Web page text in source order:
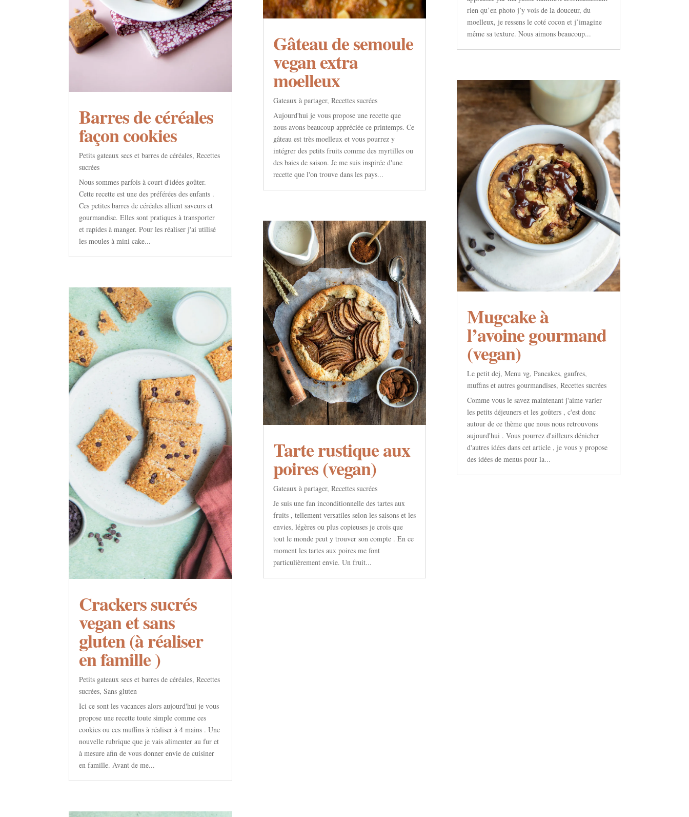
Barres de céréales
façon cookies
Petits gateaux secs et barres de céréales,Recettes
sucrées
Nous sommes parfois à court d'idées goûter.
Cette recette est une des préférées des enfants .
Ces petites barres de céréales allient saveurs et
gourmandise. Elles sont pratiques à transporter
et rapides à manger. Pour les réaliser j'ai utilisé
les moules à mini cake...
Crackers sucrés
vegan et sans
gluten (à réaliser
en famille )
Petits gateaux secs et barres de céréales,Recettes
sucrées,Sans gluten
Ici ce sont les vacances alors aujourd'hui je vous
propose une recette toute simple comme ces
cookies ou ces muffins à réaliser à 4 mains . Une
nouvelle rubrique que je vais alimenter au fur et
à mesure afin de vous donner envie de cuisiner
en famille. Avant de me...
Gâteau de semoule
vegan extra
moelleux
Gateaux à partager, Recettes sucrées
Aujourd'hui je vous propose une recette que
nous avons beaucoup appréciée ce printemps. Ce
gâteau est très moelleux et vous pourrez y
intégrer des petits fruits comme des myrtilles ou
des baies de saison. Je me suis inspirée d'une
recette que l'on trouve dans les pays...
Tarte rustique aux
poires (vegan)
Gateaux à partager, Recettes sucrées
Je suis une fan inconditionnelle des tartes aux
fruits , tellement versatiles selon les saisons et les
envies, légères ou plus copieuses je crois que
tout le monde peut y trouver son compte . En ce
moment les tartes aux poires me font
particulièrement envie. Un fruit...
rien qu’en photo j’y vois de la douceur, du
moelleux, je ressens le coté cocon et j’imagine
même sa texture. Nous aimons beaucoup...
Mugcake à
l’avoine gourmand
(vegan)
Le petit dej, Menu vg, Pancakes, gaufres,
muffins et autres gourmandises, Recettes sucrées
Comme vous le savez maintenant j'aime varier
les petits déjeuners et les goûters , c'est donc
autour de ce thème que nous nous retrouvons
aujourd'hui . Vous pourrez d'ailleurs dénicher
d'autres idées dans cet article , je vous y propose
des idées de menus pour la...